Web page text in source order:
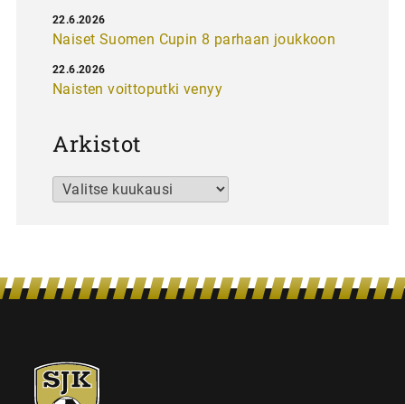
Naiset Suomen Cupin 8 parhaan joukkoon
22.6.2026
Naisten voittoputki venyy
22.6.2026
Arkistot
Arkistot
SJK-
juniorit